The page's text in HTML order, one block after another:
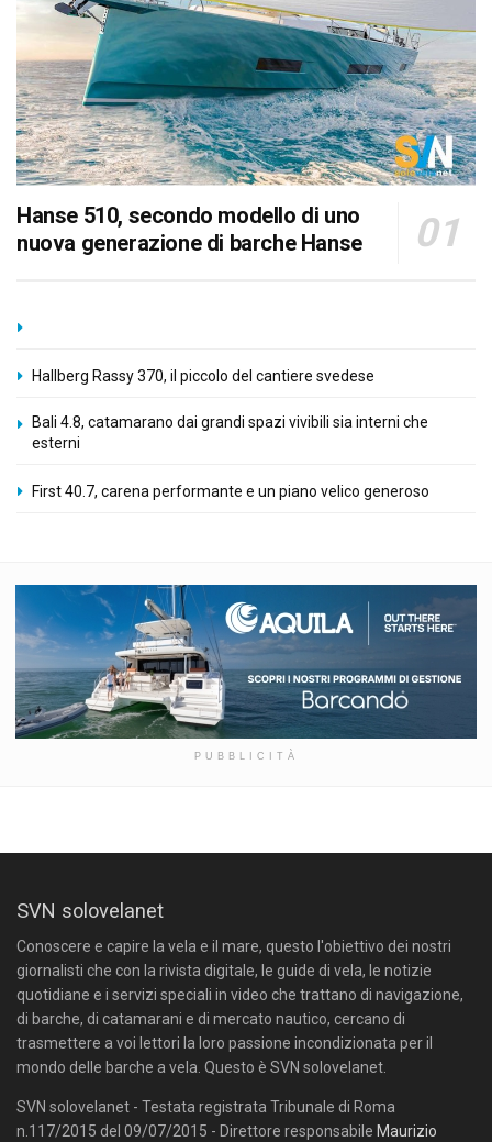
Hanse 510, secondo modello di uno
nuova generazione di barche Hanse
Hallberg Rassy 370, il piccolo del cantiere svedese
Bali 4.8, catamarano dai grandi spazi vivibili sia interni che
esterni
First 40.7, carena performante e un piano velico generoso
PUBBLICITÀ
SVN solovelanet
Conoscere e capire la vela e il mare, questo l'obiettivo dei nostri
giornalisti che con la rivista digitale, le guide di vela, le notizie
quotidiane e i servizi speciali in video che trattano di navigazione,
di barche, di catamarani e di mercato nautico, cercano di
trasmettere a voi lettori la loro passione incondizionata per il
mondo delle barche a vela. Questo è SVN solovelanet.
SVN solovelanet - Testata registrata Tribunale di Roma
n.117/2015 del 09/07/2015 - Direttore responsabile Maurizio